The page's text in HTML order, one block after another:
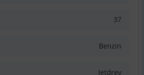
37
Benzin
Jetdrev